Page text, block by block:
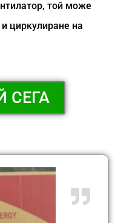
той може
циркулиране на
СЕГА